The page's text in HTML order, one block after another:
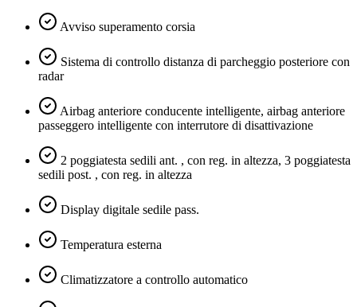
Avviso superamento corsia
Sistema di controllo distanza di parcheggio posteriore con
radar
Airbag anteriore conducente intelligente, airbag anteriore
passeggero intelligente con interrutore di disattivazione
2 poggiatesta sedili ant. , con reg. in altezza, 3 poggiatesta
sedili post. , con reg. in altezza
Display digitale sedile pass.
Temperatura esterna
Climatizzatore a controllo automatico